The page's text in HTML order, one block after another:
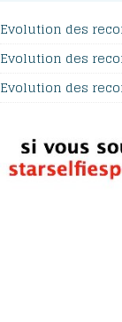
Evolution des
Evolution des
Evolution des